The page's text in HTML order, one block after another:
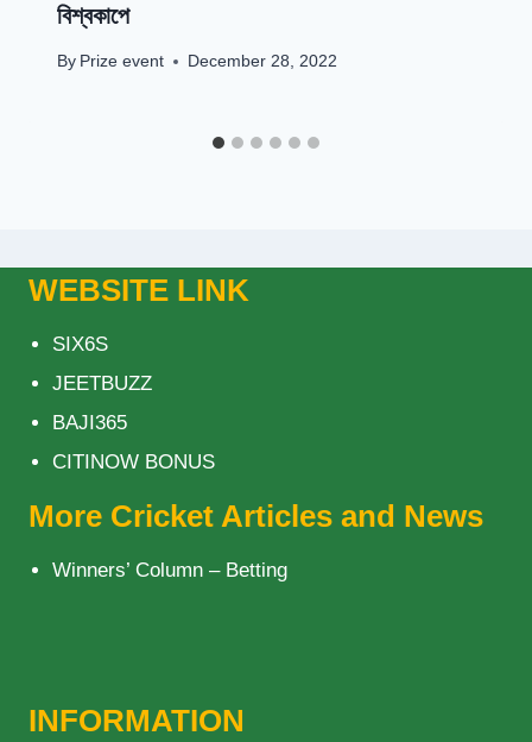
বিশ্বকাপে
By Prize event December 28, 2022
WEBSITE LINK
SIX6S
JEETBUZZ
BAJI365
CITINOW BONUS
More Cricket Articles and News
Winners’ Column – Betting
INFORMATION